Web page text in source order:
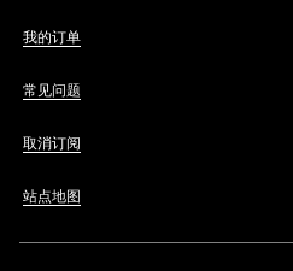
我的订单
常见问题
取消订阅
站点地图